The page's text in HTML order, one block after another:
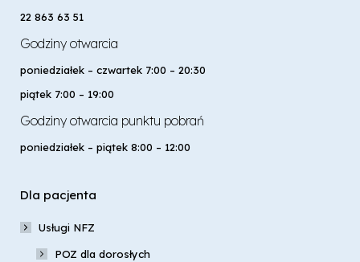
22 863 63 51
Godziny otwarcia
poniedziałek – czwartek 7:00 – 20:30
piątek 7:00 – 19:00
Godziny otwarcia punktu pobrań
poniedziałek – piątek 8:00 – 12:00
Dla pacjenta
Usługi NFZ
POZ dla dorosłych